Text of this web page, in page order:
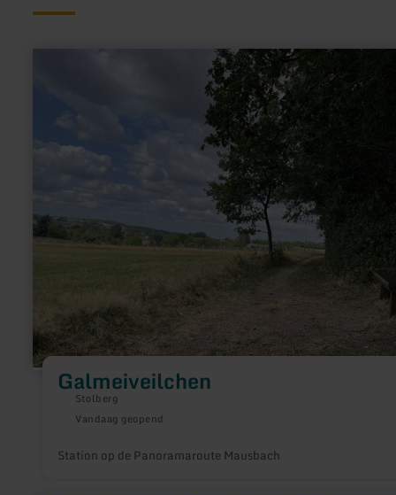
Galmeiveilchen
Stolberg
Vandaag geopend
Station op de Panoramaroute Mausbach